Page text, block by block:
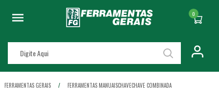
0
FERRAMENTAS GERAIS FERRAMENTAS MANUAISCHAVECHAVE COMBINADA